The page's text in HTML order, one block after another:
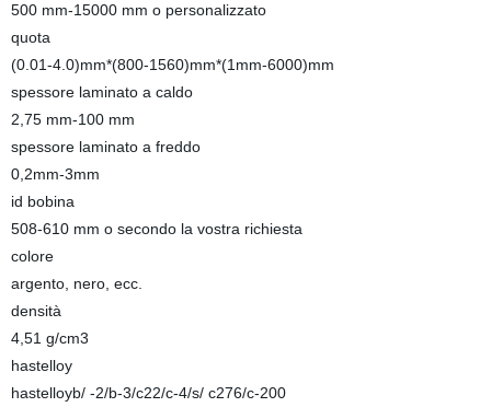
500 mm-15000 mm o personalizzato
quota
(0.01-4.0)mm*(800-1560)mm*(1mm-6000)mm
spessore laminato a caldo
2,75 mm-100 mm
spessore laminato a freddo
0,2mm-3mm
id bobina
508-610 mm o secondo la vostra richiesta
colore
argento, nero, ecc.
densità
4,51 g/cm3
hastelloy
hastelloyb/ -2/b-3/c22/c-4/s/ c276/c-200